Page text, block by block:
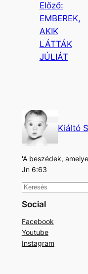
Előző:
EMBEREK,
AKIK
LÁTTÁK
JÚLIÁT
Kiáltó
'A beszédek,
Jn 6:63
K
e
e
s
Social
Facebook
Youtube
Instagram